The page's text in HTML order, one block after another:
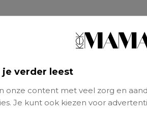
je verder leest
onze content met veel zorg en
Je kunt ook kiezen voor